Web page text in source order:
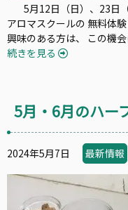
5月12日（日）、23日（
アロマスクールの 無料体
興味のある方は、 この機
続きを見る
5月・6月のハー
2024年5月7日 最新情報